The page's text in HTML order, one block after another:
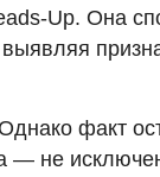
Up. Она
факт
— не